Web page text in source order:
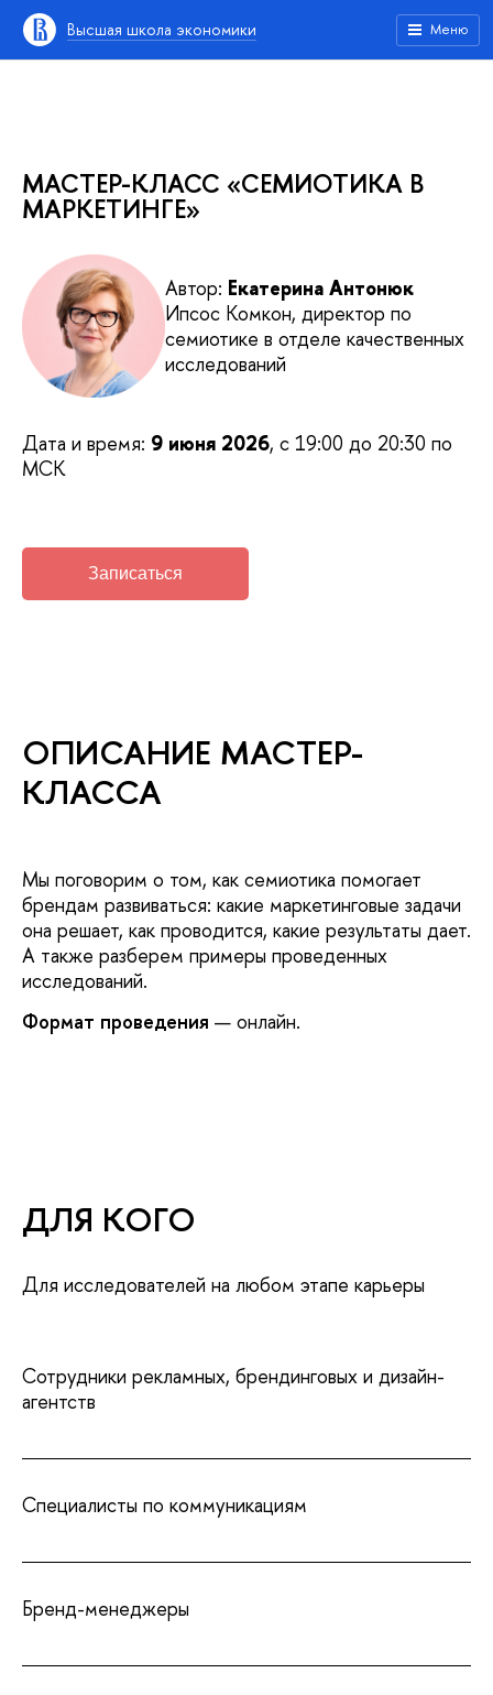
Высшая школа экономики Меню
МАСТЕР-КЛАСС «СЕМИОТИКА В
МАРКЕТИНГЕ»
Автор: Екатерина Антонюк
Ипсос Комкон, директор по
семиотике в отделе качественных
исследований
Дата и время: 9 июня 2026, с 19:00 до 20:30 по
МСК
Записаться
ОПИСАНИЕ МАСТЕР-
КЛАССА
Мы поговорим о том, как семиотика помогает
брендам развиваться: какие маркетинговые задачи
она решает, как проводится, какие результаты дает.
А также разберем примеры проведенных
исследований.
Формат проведения — онлайн.
ДЛЯ КОГО
Для исследователей на любом этапе карьеры
Сотрудники рекламных, брендинговых и дизайн-
агентств
Специалисты по коммуникациям
Бренд-менеджеры